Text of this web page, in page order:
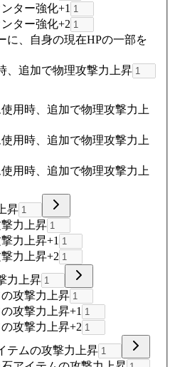
ター強化+1
ター強化+2
に、自身の現在HPの一部を
、追加で物理攻撃力上昇
用時、追加で物理攻撃力上
用時、追加で物理攻撃力上
用時、追加で物理攻撃力上
昇
力上昇
力上昇+1
力上昇+2
力上昇
攻撃力上昇
攻撃力上昇+1
攻撃力上昇+2
テムの攻撃力上昇